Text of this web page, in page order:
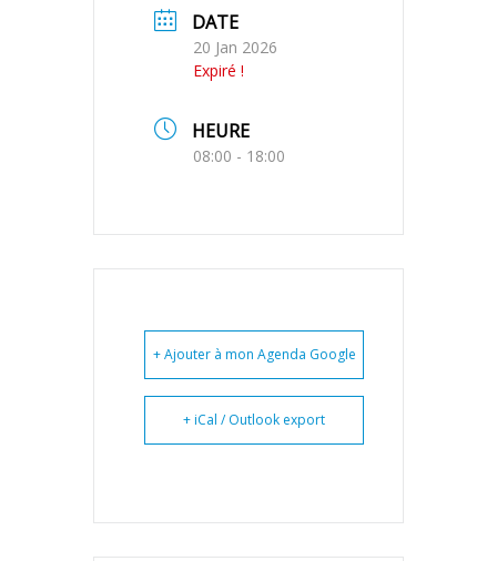
DATE
20 Jan 2026
Expiré !
HEURE
08:00 - 18:00
+ Ajouter à mon Agenda Google
+ iCal / Outlook export